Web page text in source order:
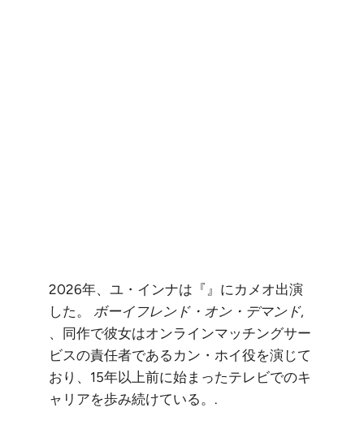
2026年、ユ・インナは『』にカメオ出演
した。 ボーイフレンド・オン・デマンド,
、同作で彼女はオンラインマッチングサー
ビスの責任者であるカン・ホイ役を演じて
おり、15年以上前に始まったテレビでのキ
ャリアを歩み続けている。.